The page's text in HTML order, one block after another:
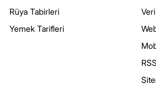
Rüya Tabirleri
Yemek Tarifleri
RSS